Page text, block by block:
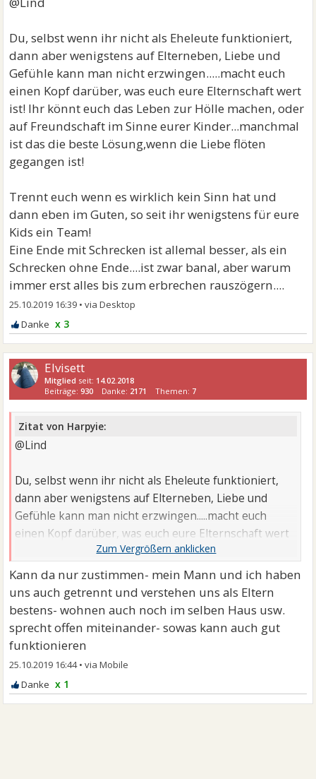
Du, selbst wenn ihr nicht als Eheleute funktioniert,
dann aber wenigstens auf Elterneben, Liebe und
Gefühle kann man nicht erzwingen.....macht euch
einen Kopf darüber, was euch eure Elternschaft wert
ist! Ihr könnt euch das Leben zur Hölle machen, oder
auf Freundschaft im Sinne eurer Kinder...manchmal
ist das die beste Lösung,wenn die Liebe flöten
gegangen ist!
Trennt euch wenn es wirklich kein Sinn hat und
dann eben im Guten, so seit ihr wenigstens für eure
Kids ein Team!
Eine Ende mit Schrecken ist allemal besser, als ein
Schrecken ohne Ende....ist zwar banal, aber warum
immer erst alles bis zum erbrechen rauszögern....
25.10.2019 16:39 •
x 3
Elvisett
Mitglied seit: 14.02.2018
Beiträge:930 Danke: 2171 Themen: 7
Zitat von Harpyie:
@Lind
Du, selbst wenn ihr nicht als Eheleute funktioniert,
dann aber wenigstens auf Elterneben, Liebe und
Gefühle kann man nicht erzwingen.....macht euch
einen Kopf darüber, was euch eure Elternschaft wert
ist! Ihr könnt euch das Leben zur Hölle machen, oder
auf Freundschaft im Sinne eurer Kinder...manchmal ist
das die beste Lösung,wenn die Liebe flöten gegangen
ist!
Trennt euch wenn es wirklich kein Sinn hat und dann
Eine Ende mit Schrecken ist allemal besser, als ein
Kann da nur zustimmen- mein Mann und ich haben
uns auch getrennt und verstehen uns als Eltern
bestens- wohnen auch noch im selben Haus usw.
sprecht offen miteinander- sowas kann auch gut
funktionieren
25.10.2019 16:44•
x 1